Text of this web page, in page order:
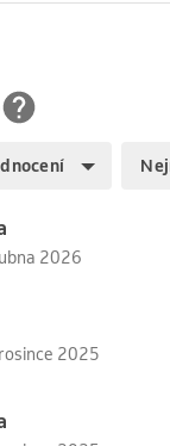
2026
2025